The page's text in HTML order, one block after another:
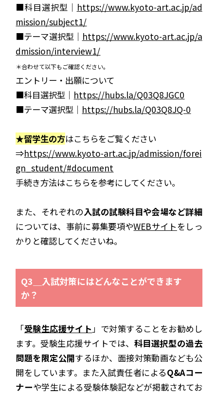
■科目選択型｜ https://www.kyoto-art.ac.jp/ad
mission/subject1/
■テーマ選択型｜ https://www.kyoto-art.ac.jp/a
dmission/interview1/
＊合わせて以下もご確認ください。
エントリー・出願について
■科目選択型｜ https://hubs.la/Q03Q8JGC0
■テーマ選択型｜ https://hubs.la/Q03Q8JQ-0
★留学生の方はこちらをご覧ください
⇒https://www.kyoto-art.ac.jp/admission/forei
gn_student/#document
手続き方法はこちらを参考にしてください。
また、それぞれの入試の試験科目や会場など詳細
については、事前に募集要項やWEBサイトをしっ
かりと確認してくださいね。
Q3＿入試対策にはどんなことができます
か？
「受験生応援サイト」で対策することをお勧めし
ます。受験生応援サイトでは、 科目選択型の過去
問題を限定公開するほか、面接対策動画なども公
開をしています。また入試責任者によるQ&Aコー
ナーや学生による受験体験記などが掲載されてお